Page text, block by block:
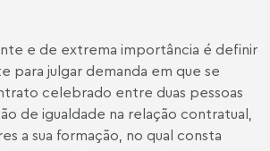
e de extrema importância é definir
para julgar demanda em que se
celebrado entre duas pessoas
de igualdade na relação contratual,
a sua formação, no qual consta